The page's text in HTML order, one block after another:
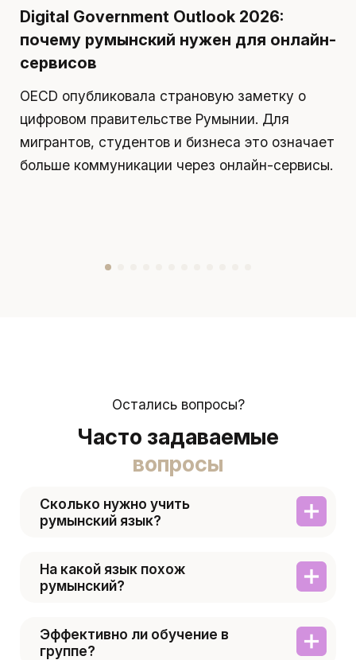
Digital Government Outlook 2026:
почему румынский нужен для онлайн-
сервисов
OECD опубликовала страновую заметку о
цифровом правительстве Румынии. Для
мигрантов, студентов и бизнеса это означает
больше коммуникации через онлайн-сервисы.
Остались вопросы?
Часто задаваемые
вопросы
Сколько нужно учить
румынский язык?
На какой язык похож
румынский?
Эффективно ли обучение в
группе?